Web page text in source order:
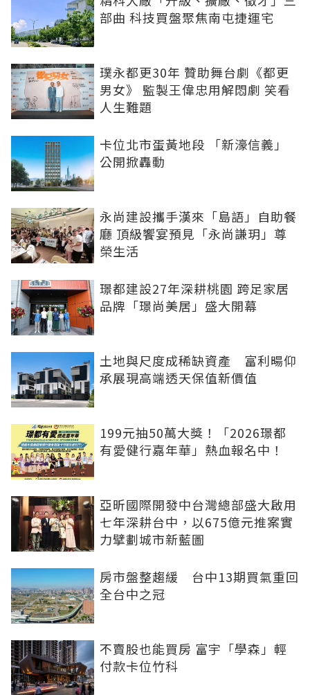
部曲 科技買盤聚焦南屯捷運宅
璞永都更30年 贊助舞台劇《都更
男女》 監製王偉忠用解悶劇 笑看
人生難題
卡位北市蛋黃地段 「新濠信義」
公開掀轟動
永尚建設攜手漢來「島語」自助餐
廳 頂級饗宴預見「永尚謙玥」尊
榮生活
璟都建設27年深耕桃園 跨足家居
品牌「璟尚美居」盛大開幕
土地與尺度成稀缺資產 富利暘仰
承展現高端透天保值新價值
199元抽50萬大獎！「2026璟都
有愛健行嘉年華」熱血報名中！
亞昕國際開發中台灣總部盛大啟用
七年深耕台中，以675億元推案實
力擘劃城市新藍圖
房市盤整趨緩 台中13期買氣重回
全台中之冠
不賣股也能買房 富宇「學森」輕
付款卡位竹科